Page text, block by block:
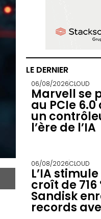
LE DERNIER
06/08/2026CLOUD
Marvell se
au PCIe
un
l’ère de l’IA
06/08/2026CLOUD
L’IA
croît de
Sandisk
records